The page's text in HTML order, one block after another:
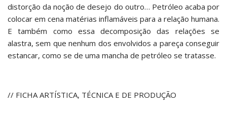
distorção da noção de desejo do outro… Petróleo acaba por
colocar em cena matérias inflamáveis para a relação humana.
E também como essa decomposição das relações se
alastra, sem que nenhum dos envolvidos a pareça conseguir
estancar, como se de uma mancha de petróleo se tratasse.
// FICHA ARTÍSTICA, TÉCNICA E DE PRODUÇÃO